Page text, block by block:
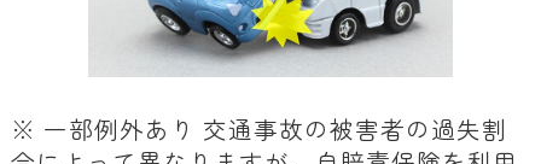
※ 一部例外あり 交通事故の被害者の過失割